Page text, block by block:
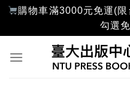
購物車滿3000元免運(
勾選